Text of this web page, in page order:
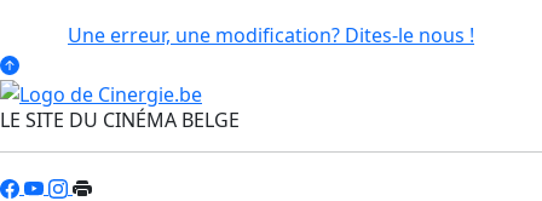
Une erreur, une modification? Dites-le nous !
LE SITE DU CINÉMA BELGE